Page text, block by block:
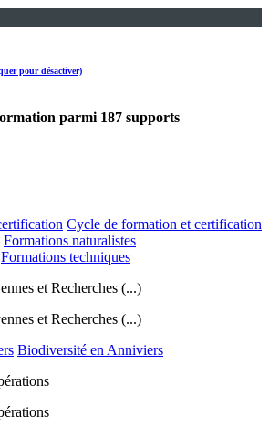
pour désactiver)
parmi 187 supports
Cycle de formation et certification
Formations naturalistes
Formations techniques
et Recherches (...)
et Recherches (...)
Biodiversité en Anniviers